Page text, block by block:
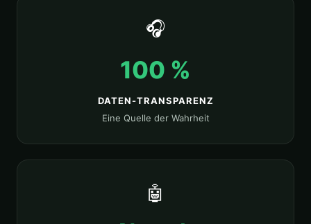
🎧
100 %
DATEN-TRANSPARENZ
Eine Quelle der Wahrheit
🤖